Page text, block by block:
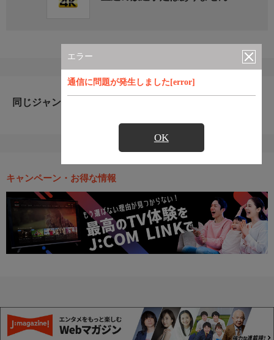
エラー
通信に問題が発生しました[error]
OK
同じジャンルのおすすめ番組
キャンペーン・お得な情報